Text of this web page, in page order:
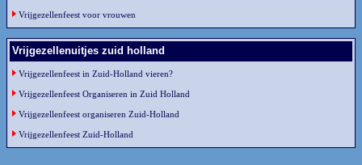
Vrijgezellenfeest voor vrouwen
Vrijgezellenuitjes zuid holland
Vrijgezellenfeest in Zuid-Holland vieren?
Vrijgezellenfeest Organiseren in Zuid Holland
Vrijgezellenfeest organiseren Zuid-Holland
Vrijgezellenfeest Zuid-Holland